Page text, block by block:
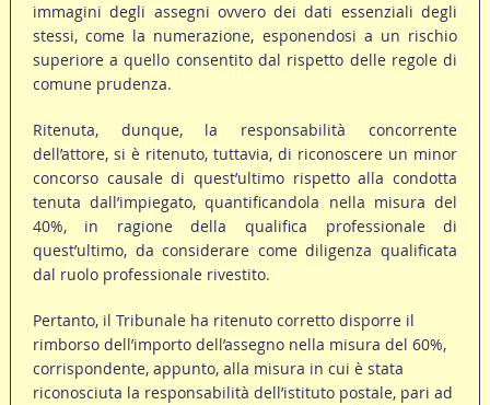
immagini degli assegni ovvero dei dati essenziali degli
stessi, come la numerazione, esponendosi a un rischio
superiore a quello consentito dal rispetto delle regole di
comune prudenza.
Ritenuta, dunque, la responsabilità concorrente
dell’attore, si è ritenuto, tuttavia, di riconoscere un minor
concorso causale di quest’ultimo rispetto alla condotta
tenuta dall’impiegato, quantificandola nella misura del
40%, in ragione della qualifica professionale di
quest’ultimo, da considerare come diligenza qualificata
dal ruolo professionale rivestito.
Pertanto, il Tribunale ha ritenuto corretto disporre il
rimborso dell’importo dell’assegno nella misura del 60%,
corrispondente, appunto, alla misura in cui è stata
riconosciuta la responsabilità dell’istituto postale, pari ad